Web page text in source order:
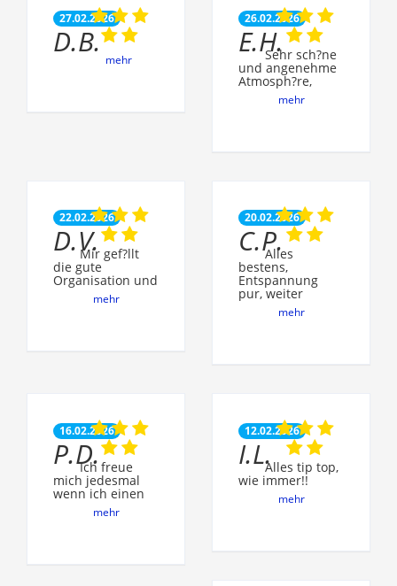
27.02.2026
D.B.
mehr
26.02.2026
E.H.Sehr sch?ne
und angenehme
Atmosph?re,
mehr
22.02.2026
D.V.Mir gef?llt
die gute
Organisation und
mehr
20.02.2026
C.P.
Alles
bestens,
Entspannung
pur, weiter
mehr
16.02.2026
P.D.Ich freue
mich jedesmal
wenn ich einen
mehr
12.02.2026
I.L.Alles tip top,
wie immer!!
mehr